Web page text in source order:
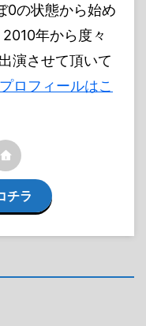
0の状態から始め
年から度々
演させて頂いて
ロフィールはこ
チラ